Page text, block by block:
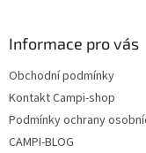
Informace pro vás
Obchodní podmínky
Kontakt Campi-shop
Podmínky ochrany
CAMPI-BLOG